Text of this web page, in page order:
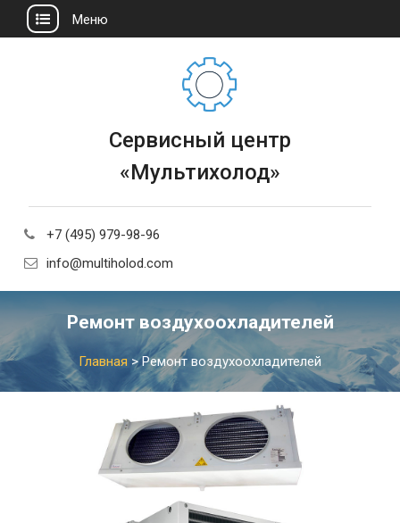
Меню
Сервисный центр
«Мультихолод»
+7 (495) 979-98-96
info@multiholod.com
Ремонт воздухоохладителей
Главная >Ремонт воздухоохладителей